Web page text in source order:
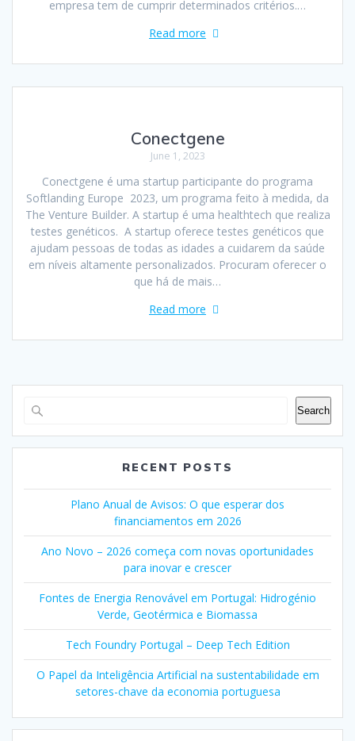
empresa tem de cumprir determinados critérios.…
Read more
Conectgene
June 1, 2023
Conectgene é uma startup participante do programa
Softlanding Europe 2023, um programa feito à medida, da
The Venture Builder. A startup é uma healthtech que realiza
testes genéticos. A startup oferece testes genéticos que
ajudam pessoas de todas as idades a cuidarem da saúde
em níveis altamente personalizados. Procuram oferecer o
que há de mais…
Read more
Search
RECENT POSTS
Plano Anual de Avisos: O que esperar dos
financiamentos em 2026
Ano Novo – 2026 começa com novas oportunidades
para inovar e crescer
Fontes de Energia Renovável em Portugal: Hidrogénio
Verde, Geotérmica e Biomassa
Tech Foundry Portugal – Deep Tech Edition
O Papel da Inteligência Artificial na sustentabilidade em
setores-chave da economia portuguesa